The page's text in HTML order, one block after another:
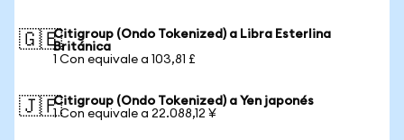
🇬🇧Citigroup (Ondo Tokenized) a Libra Esterlina
Británica
1 Con equivale a 103,81 £
🇯🇵Citigroup (Ondo Tokenized) a Yen japonés
1 Con equivale a 22.088,12 ¥